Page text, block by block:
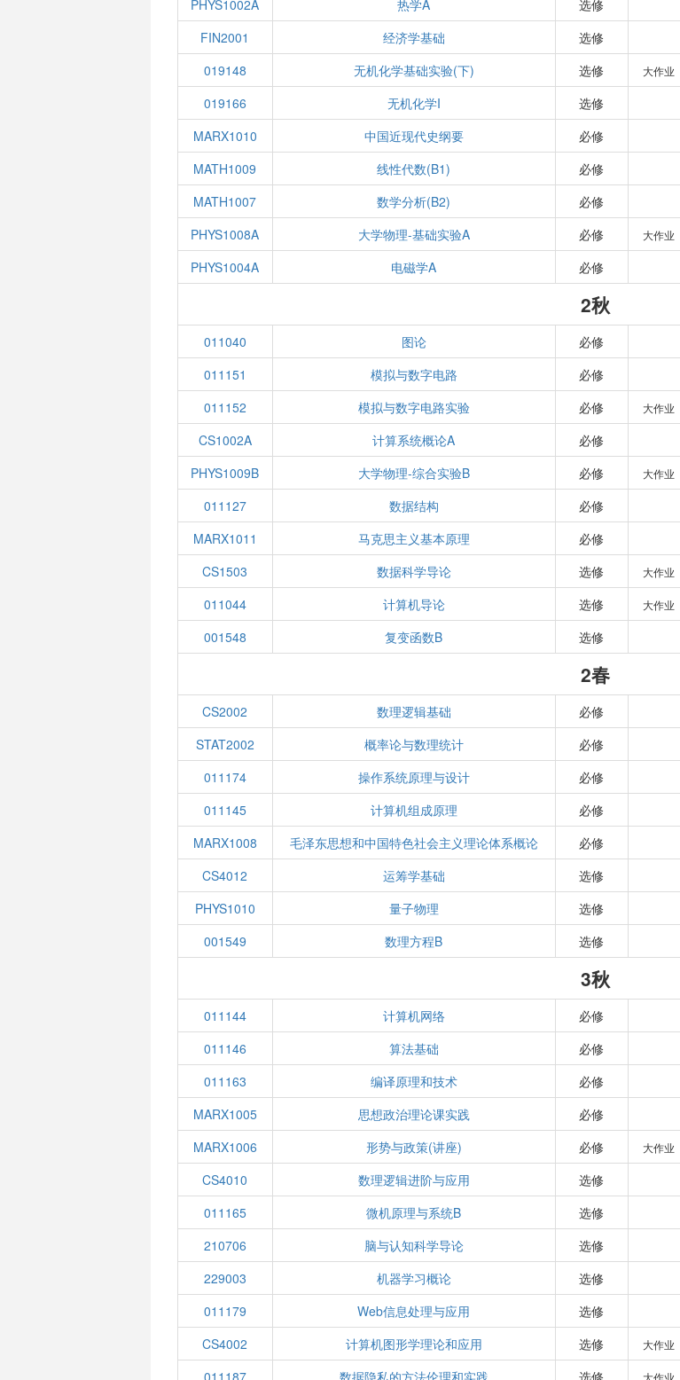
PHYS1002A
热学A 选修
FIN2001
经济学基础 选修
019148
无机化学基础实验(下) 选修 大作业
019166
无机化学I 选修
MARX1010
中国近现代史纲要 必修
MATH1009
线性代数(B1) 必修
MATH1007
数学分析(B2) 必修
PHYS1008A
大学物理-基础实验A 必修 大作业
PHYS1004A
电磁学A 必修
2秋
011040 图论 必修
011151
模拟与数字电路 必修
011152
模拟与数字电路实验 必修 大作业
CS1002A
计算系统概论A 必修
PHYS1009B
大学物理-综合实验B 必修 大作业
011127
数据结构 必修
MARX1011
马克思主义基本原理 必修
CS1503
数据科学导论 选修 大作业
011044
计算机导论 选修 大作业
001548
复变函数B 选修
2春
CS2002 数理逻辑基础 必修
STAT2002
概率论与数理统计 必修
011174
操作系统原理与设计 必修
011145
计算机组成原理 必修
MARX1008
毛泽东思想和中国特色社会主义理论体系概论 必修
CS4012
运筹学基础 选修
PHYS1010
量子物理 选修
001549
数理方程B 选修
3秋
011144 计算机网络 必修
011146
算法基础 必修
011163
编译原理和技术 必修
MARX1005
思想政治理论课实践 必修
MARX1006
形势与政策(讲座) 必修 大作业
CS4010
数理逻辑进阶与应用 选修
011165
微机原理与系统B 选修
210706
脑与认知科学导论 选修
229003
机器学习概论 选修
011179
Web信息处理与应用 选修
CS4002
计算机图形学理论和应用 选修 大作业
011187
数据隐私的方法伦理和实践 选修 大作业